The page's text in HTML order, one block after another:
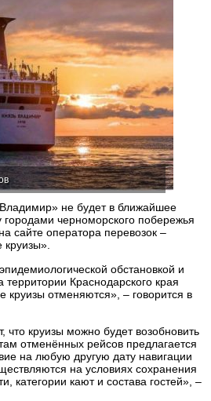
не будет в ближайшее
черноморского побережья
сайте оператора перевозок –
обстановкой и
Краснодарского края
отменяются», – говорится в
что круизы можно будет возобновить
отменённых рейсов предлагается
на любую другую дату навигации
на условиях сохранения
категории кают и состава гостей», –